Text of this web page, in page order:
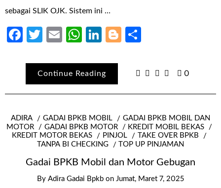
sebagai SLIK OJK. Sistem ini …
Facebook
Twitter
EmailWhatsApp
LinkedIn
Blogger
Continue Reading 0
ADIRA GADAI BPKB MOBIL
GADAI BPKB MOBIL DAN
MOTOR
GADAI BPKB MOTOR
KREDIT MOBIL BEKAS
KREDIT MOTOR BEKAS
PINJOL
TAKE OVER BPKB
TANPA BI CHECKING
TOP UP PINJAMAN
Gadai BPKB Mobil dan Motor Gebugan
By Adira Gadai Bpkb on Jumat, Maret 7, 2025